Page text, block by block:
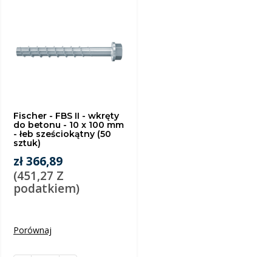
Fischer - FBS II - wkręty
do betonu - 10 x 100 mm
- łeb sześciokątny (50
sztuk)
zł 366,89
(451,27 Z
podatkiem)
Porównaj